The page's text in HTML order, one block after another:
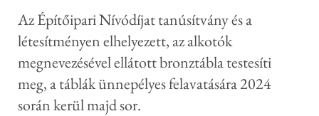
Az Építőipari Nívódíjat tanúsítvány és a
létesítményen elhelyezett, az alkotók
megnevezésével ellátott bronztábla testesíti
meg, a táblák ünnepélyes felavatására 2024
során kerül majd sor.